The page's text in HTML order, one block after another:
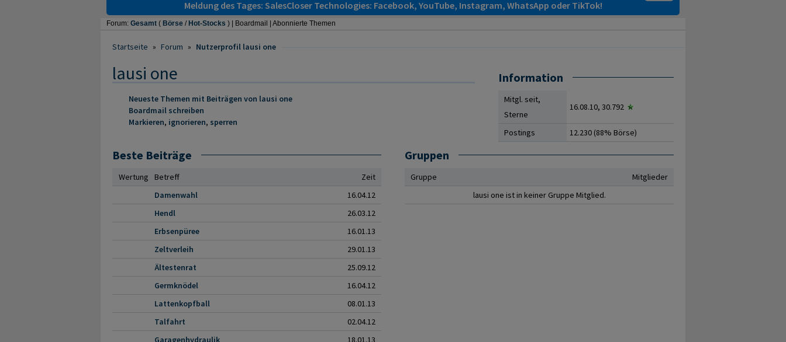
Meldung des Tages: SalesCloser Technologies: Facebook, YouTube, Instagram, WhatsApp oder TikTok!
Forum: Gesamt ( Börse /Hot-Stocks ) | Boardmail | Abonnierte Themen
Startseite » Forum » Nutzerprofil lausi one
lausi one
Neueste Themen mit Beiträgen von lausi one
Boardmail schreiben
Markieren, ignorieren, sperren
Information
Mitgl. seit,
Sterne
16.08.10, 30.792
Postings 12.230 (88% Börse)
Beste Beiträge
Wertung Betreff
Zeit
Damenwahl
16.04.12
Hendl
26.03.12
Erbsenpüree
16.01.13
Zeltverleih
29.01.13
Ältestenrat
25.09.12
Germknödel
16.04.12
Lattenkopfball
08.01.13
Talfahrt
02.04.12
Garagenhydraulik
18.01.13
Gruppen
Gruppe
Mitglieder
lausi one ist in keiner Gruppe Mitglied.